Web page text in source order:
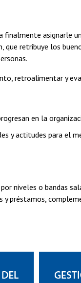
asignarle
que retribuye los
retroalimentar y
en la
y actitudes para el
niveles o bandas
préstamos,